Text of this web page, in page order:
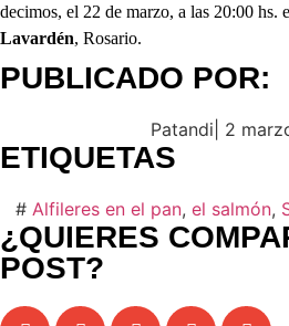
decimos, el 22 de marzo, a las 20:00 hs.
Lavardén, Rosario.
PUBLICADO POR:
Patandi 2
ETIQUETAS
# Alfileres en el pan, el salmón,
¿QUIERES
POST?